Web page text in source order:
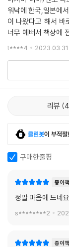
워낙에 한국,일본에
이 나왔다고 해서
너무 예뻐서 책상에
같습니다~~~!! 그
t****4 2023.03.31.
리뷰 4
클린봇이 부적
구매한줄평
종이책
정말 마음에 드네
s********2
종이책